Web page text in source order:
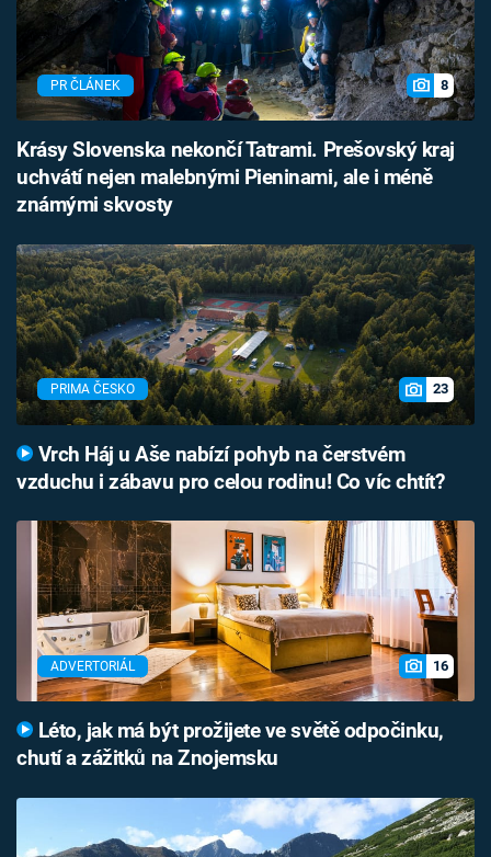
PR ČLÁNEK 8
Krásy Slovenska nekončí Tatrami. Prešovský kraj
uchvátí nejen malebnými Pieninami, ale i méně
známými skvosty
PRIMA ČESKO 23
Vrch Háj u Aše nabízí pohyb na čerstvém
vzduchu i zábavu pro celou rodinu! Co víc chtít?
ADVERTORIÁL 16
Léto, jak má být prožijete ve světě odpočinku,
chutí a zážitků na Znojemsku